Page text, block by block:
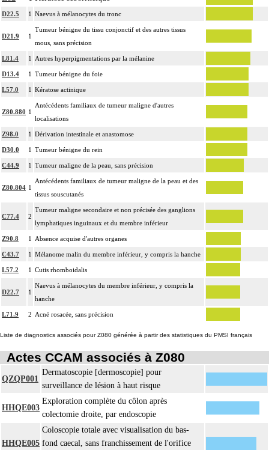
D22.5 1 Naevus à mélanocytes du tronc
D21.9 1
Tumeur bénigne du tissu conjonctif et des autres tissus
mous, sans précision
L81.4 1 Autres hyperpigmentations par la mélanine
D13.4 1 Tumeur bénigne du foie
L57.0 1 Kératose actinique
Z80.880 1
Antécédents familiaux de tumeur maligne d'autres
localisations
Z98.0 1 Dérivation intestinale et anastomose
D30.0 1 Tumeur bénigne du rein
C44.9 1 Tumeur maligne de la peau, sans précision
Z80.804 1
Antécédents familiaux de tumeur maligne de la peau et des
tissus souscutanés
C77.4 2
Tumeur maligne secondaire et non précisée des ganglions
lymphatiques inguinaux et du membre inférieur
Z90.8 1 Absence acquise d'autres organes
C43.7 1 Mélanome malin du membre inférieur, y compris la hanche
L57.2 1 Cutis rhomboidalis
D22.7 1
Naevus à mélanocytes du membre inférieur, y compris la
hanche
L71.9 2 Acné rosacée, sans précision
Liste de diagnostics associés pour Z080 générée à partir des statistiques du PMSI français
Actes CCAM associés à Z080
QZQP001
Dermatoscopie [dermoscopie] pour
surveillance de lésion à haut risque
HHQE003
Exploration complète du côlon après
colectomie droite, par endoscopie
HHQE005
Coloscopie totale avec visualisation du bas-
fond caecal, sans franchissement de l'orifice